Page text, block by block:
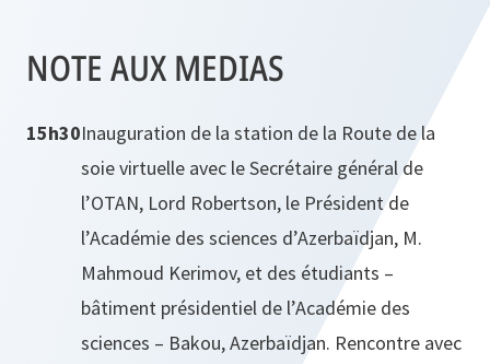
NOTE AUX MEDIAS
15h30Inauguration de la station de la Route de la
soie virtuelle avec le Secrétaire général de
l’OTAN, Lord Robertson, le Président de
l’Académie des sciences d’Azerbaïdjan, M.
Mahmoud Kerimov, et des étudiants –
bâtiment présidentiel de l’Académie des
sciences – Bakou, Azerbaïdjan. Rencontre avec